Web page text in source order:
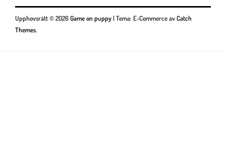
Upphovsrätt © 2026Game on puppy|Tema: E-Commerce avCatch
Themes.